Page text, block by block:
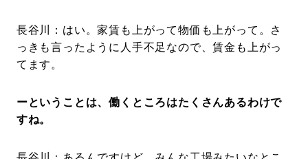
長谷川：はい。家賃も上がって物価も上がって。さ
っきも言ったように人手不足なので、賃金も上がっ
てます。
ーということは、働くところはたくさんあるわけで
すね。